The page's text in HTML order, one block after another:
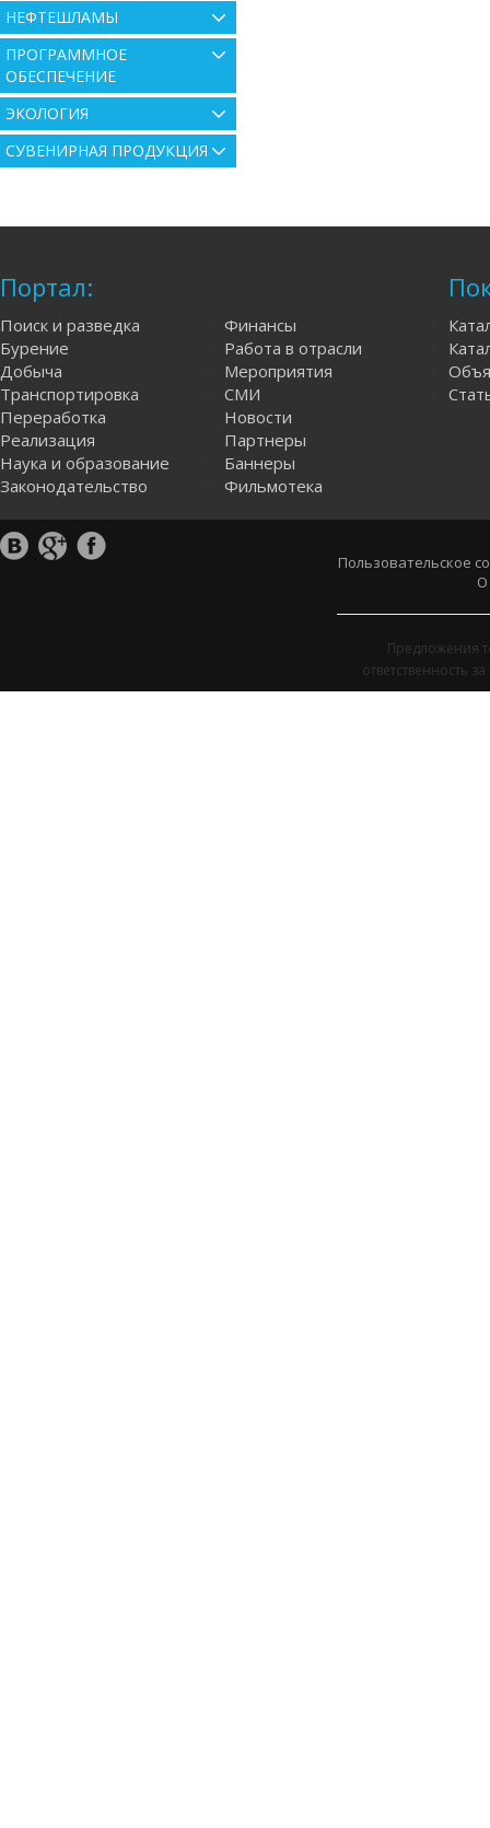
НЕФТЕШЛАМЫ
ПРОГРАММНОЕ
ОБЕСПЕЧЕНИЕ
ЭКОЛОГИЯ
СУВЕНИРНАЯ ПРОДУКЦИЯ
Портал:
Поиск и разведка
Бурение
Добыча
Транспортировка
Переработка
Реализация
Наука и образование
Законодательство
Финансы
Работа в отрасли
Мероприятия
СМИ
Новости
Партнеры
Баннеры
Фильмотека
Пользовательское
О
Предложения
ответственность